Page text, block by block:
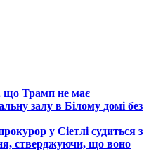
що Трамп не має
залу в Білому домі без
у Сіетлі судиться з
стверджуючи, що воно